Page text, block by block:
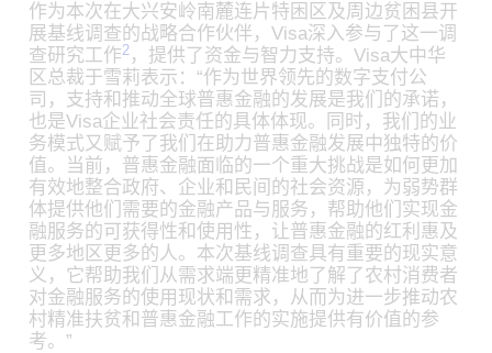
作为本次在大兴安岭南麓连片特困区及周边贫困县开
展基线调查的战略合作伙伴，Visa深入参与了这一调
查研究工作2 ，提供了资金与智力支持。Visa大中华
区总裁于雪莉表示：“作为世界领先的数字支付公
司，支持和推动全球普惠金融的发展是我们的承诺，
也是Visa企业社会责任的具体体现。同时，我们的业
务模式又赋予了我们在助力普惠金融发展中独特的价
值。当前，普惠金融面临的一个重大挑战是如何更加
有效地整合政府、企业和民间的社会资源，为弱势群
体提供他们需要的金融产品与服务，帮助他们实现金
融服务的可获得性和使用性，让普惠金融的红利惠及
更多地区更多的人。本次基线调查具有重要的现实意
义，它帮助我们从需求端更精准地了解了农村消费者
对金融服务的使用现状和需求，从而为进一步推动农
村精准扶贫和普惠金融工作的实施提供有价值的参
考。”